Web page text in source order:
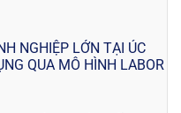
NGHIỆP LỚN TẠI ÚC
QUA MÔ HÌNH LABOR